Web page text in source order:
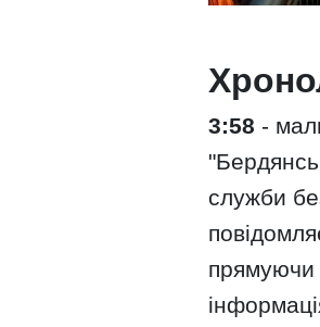
3:58 -
служби
прямуючи